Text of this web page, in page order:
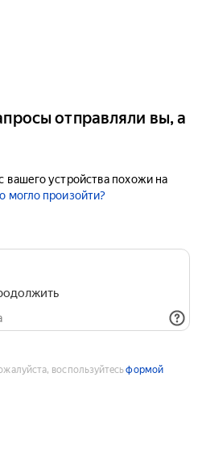
отправляли вы, а
вашего устройства похожи на
могло произойти?
воспользуйтесьформой